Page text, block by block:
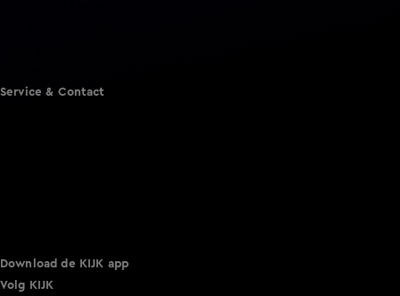
Service & Contact
Download de KIJK app
Volg KIJK